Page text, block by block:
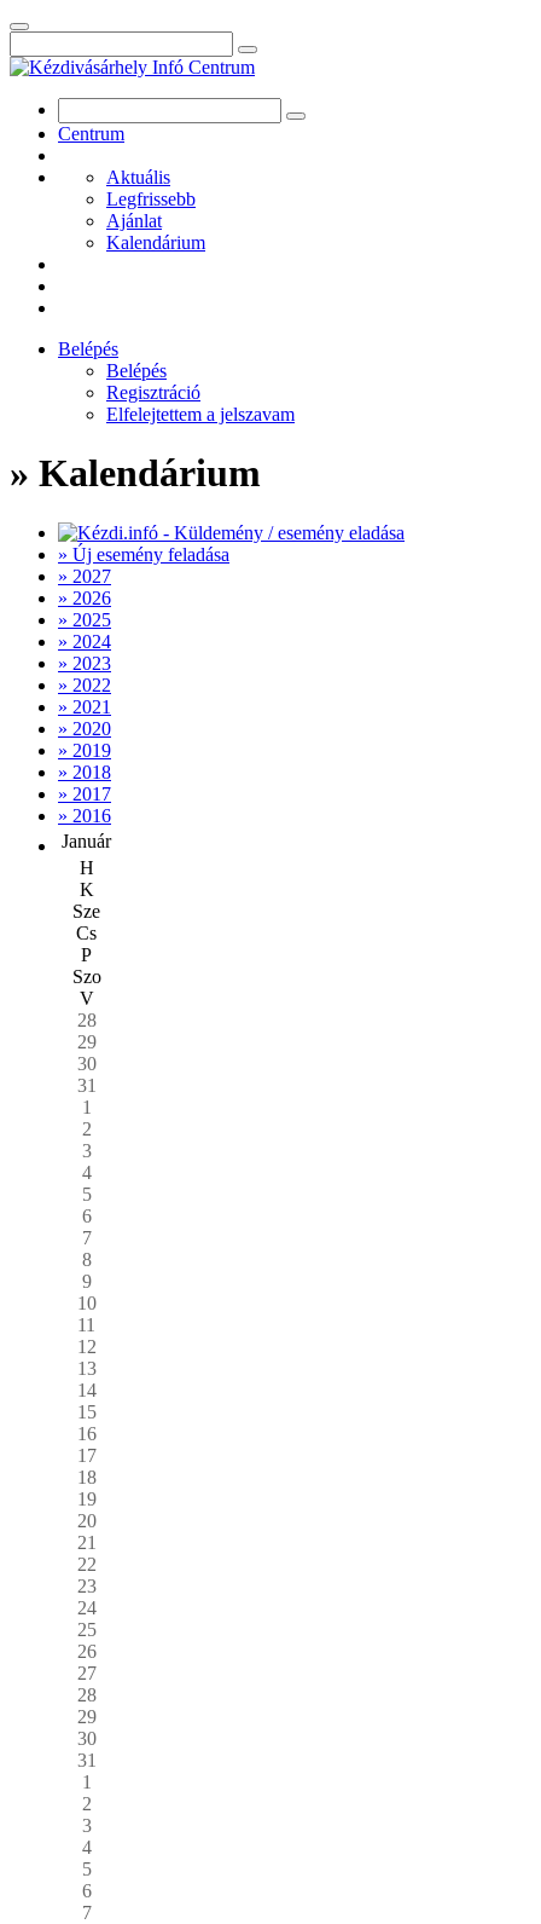
Centrum
Aktuális
Legfrissebb
Ajánlat
Kalendárium
Belépés
Belépés
Regisztráció
Elfelejtettem a jelszavam
» Kalendárium
» Új esemény feladása
» 2027
» 2026
» 2025
» 2024
» 2023
» 2022
» 2021
» 2020
» 2019
» 2018
» 2017
» 2016
Január
H
K
Sze
Cs
P
Szo
V
28
29
30
31
1
2
3
4
5
6
7
8
9
10
11
12
13
14
15
16
17
18
19
20
21
22
23
24
25
26
27
28
29
30
31
1
2
3
4
5
6
7